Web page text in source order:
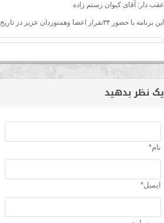
عقب دار: آقای کیوان رستم زاده
این برنامه با حضور ۳۴نفراز اعضا وهمنوردان عزیز در تاریخ ۲۳آبان ماه ۱۴۰۴ برگزار شد.
یک نظر بدهید
نام*
ایمیل*